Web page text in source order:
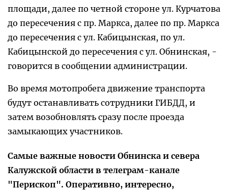
площади, далее по четной стороне ул. Курчатова
до пересечения с пр. Маркса, далее по пр. Маркса
до пересечения с ул. Кабицынская, по ул.
Кабицынской до пересечения с ул. Обнинская, -
говорится в сообщении администрации.
Во время мотопробега движение транспорта
будут останавливать сотрудники ГИБДД, и
затем возобновлять сразу после проезда
замыкающих участников.
Самые важные новости Обнинска и севера
Калужской области в телеграм-канале
"Перископ". Оперативно, интересно,